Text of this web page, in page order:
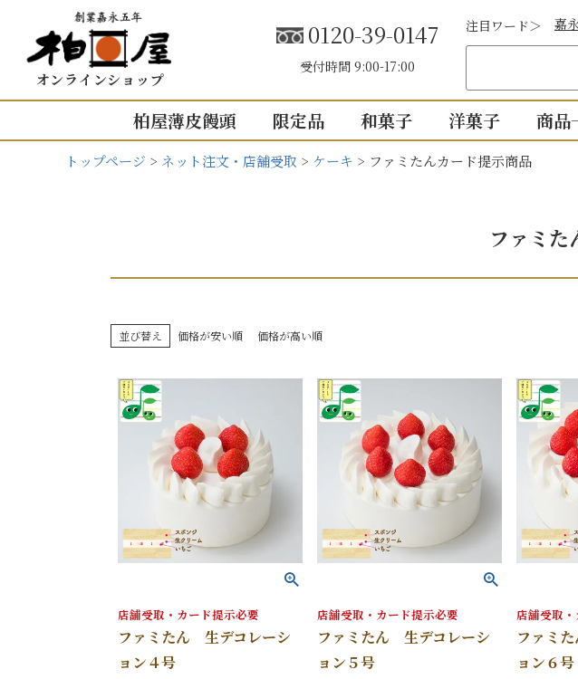
オンラインショップ
0120-39-0147
受付時間 9:00-17:00
注目ワード＞ 嘉
柏屋薄皮饅頭
こしあん
5個入り
つぶあん
せいろ薄皮
限定品 和菓子 洋菓子 商品
全
内祝い（お返し）
出産内祝い
その他の内祝い・お返し
お祝い
出産
誕生
トップページ ネット注文・店舗受取 ケーキ ファミたんカード提示商品
ファミた
並び替え 価格が安い順 価格が高い順
店舗受取・カード提示必要
ファミたん 生デコレーシ
ョン４号
店舗受取・カード提示必要
ファミたん 生デコレーシ
ョン５号
店舗受取
ファミ
ョン６号